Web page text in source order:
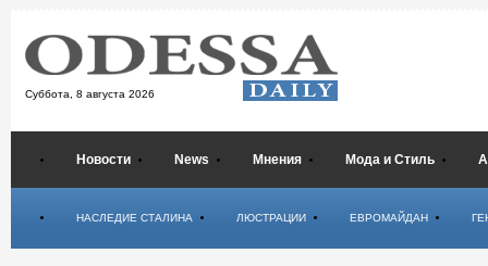
Суббота, 8 августа 2026
Новости News Мнения Мода и Стиль
НАСЛЕДИЕ СТАЛИНА ЛЮСТРАЦИИ ЕВРОМАЙДАН